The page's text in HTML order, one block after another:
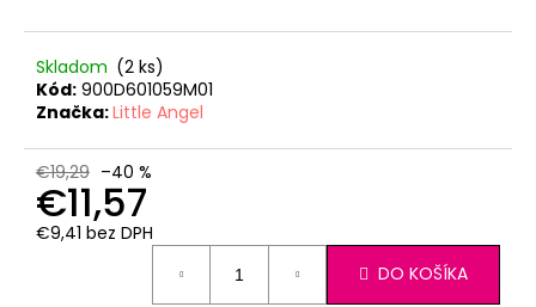
Skladom (2 ks)
Kód: 900D601059M01
Značka:Little Angel
€19,29 –40 %
€11,57
€9,41 bez DPH
DO KOŠÍKA